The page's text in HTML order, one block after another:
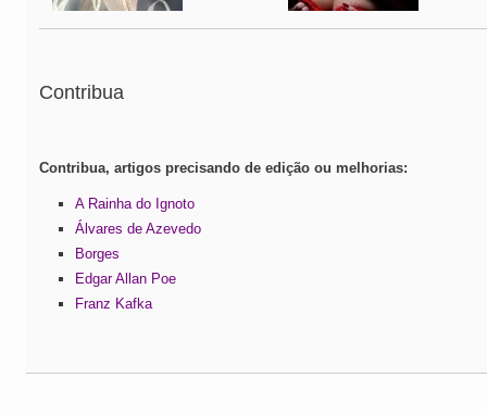
Contribua
Contribua, artigos precisando de edição ou melhorias:
A Rainha do Ignoto
Álvares de Azevedo
Borges
Edgar Allan Poe
Franz Kafka